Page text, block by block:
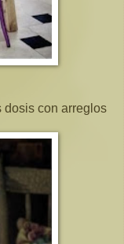
dosis con arreglos